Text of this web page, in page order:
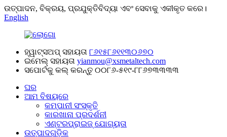
ଉତ୍ପାଦନ, ବିକ୍ରୟ, ପ୍ରଯୁକ୍ତିବିଦ୍ୟା ଏବଂ ସେବାକୁ ଏକୀକୃତ କରେ।
English
ହ୍ୱାଟ୍ସଅପ୍ ସହାୟତା ୮୬୧୫୮୬୧୧୩୦୬୭୦
ଇମେଲ୍ ସହାୟତା yianmou@xsmetaltech.com
ସପୋର୍ଟକୁ କଲ୍ କରନ୍ତୁ ୦୦୮୬-୫୧୯-୮୮୬୭୩୩୩୩
ଘର
ଆମ ବିଷୟରେ
କମ୍ପାନୀ ସଂସ୍କୃତି
କାରଖାନା ପ୍ରଦର୍ଶନୀ
ଏଣ୍ଟରପ୍ରାଇଜ୍ ଯୋଗ୍ୟତା
ଉତ୍ପାଦଗୁଡ଼ିକ